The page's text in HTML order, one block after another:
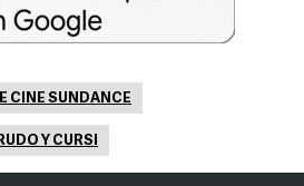
CINE SUNDANCE
RUDO Y CURSI